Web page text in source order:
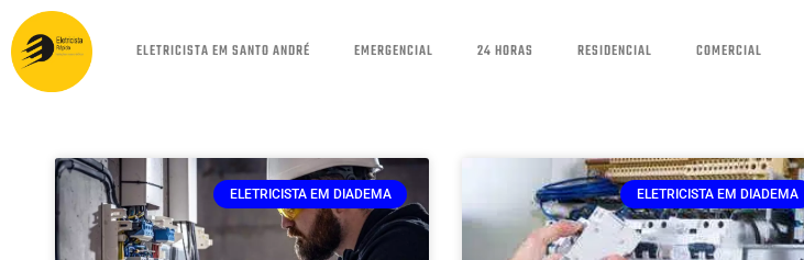
ELETRICISTA EM SANTO ANDRÉ EMERGENCIAL 24 HORAS RESIDENCIAL COMERCIAL
ELETRICISTA EM DIADEMA ELETRICISTA EM DIADEMA